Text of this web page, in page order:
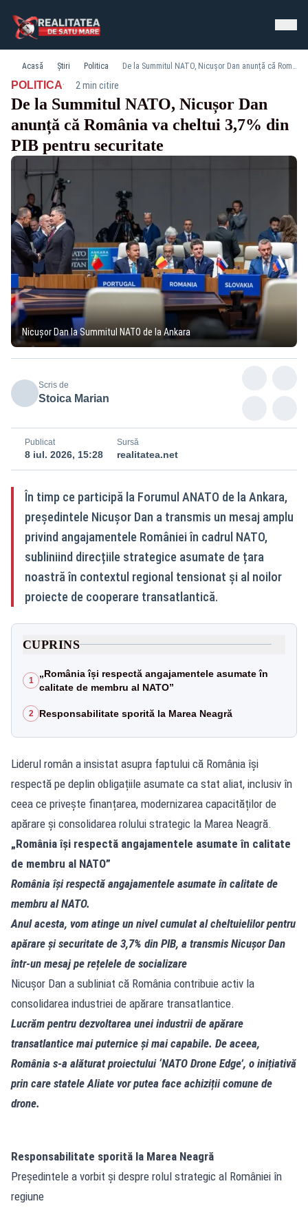
Acasă Știri Politica De la Summitul NATO, Nicușor Dan anunță că România va cheltui 3,7% din PIB pentru securitate
POLITICA· 2 min citire
De la Summitul NATO, Nicușor Dan
anunță că România va cheltui 3,7% din
PIB pentru securitate
Nicușor Dan la Summitul NATO de la Ankara
Scris de
Stoica Marian
Publicat
8 iul. 2026, 15:28
Sursă
realitatea.net
În timp ce participă la Forumul ANATO de la Ankara,
președintele Nicușor Dan a transmis un mesaj amplu
privind angajamentele României în cadrul NATO,
subliniind direcțiile strategice asumate de țara
noastră în contextul regional tensionat și al noilor
proiecte de cooperare transatlantică.
CUPRINS
1
„România își respectă angajamentele asumate în
calitate de membru al NATO”
2 Responsabilitate sporită la Marea Neagră
Liderul român a insistat asupra faptului că România își
respectă pe deplin obligațiile asumate ca stat aliat, inclusiv în
ceea ce privește finanțarea, modernizarea capacităților de
apărare și consolidarea rolului strategic la Marea Neagră.
„România își respectă angajamentele asumate în calitate
de membru al NATO”
România își respectă angajamentele asumate în calitate de
membru al NATO.
Anul acesta, vom atinge un nivel cumulat al cheltuielilor pentru
apărare și securitate de 3,7% din PIB, a transmis Nicușor Dan
într-un mesaj pe rețelele de socializare
Nicușor Dan a subliniat că România contribuie activ la
consolidarea industriei de apărare transatlantice.
Lucrăm pentru dezvoltarea unei industrii de apărare
transatlantice mai puternice și mai capabile. De aceea,
România s-a alăturat proiectului ‘NATO Drone Edge’, o inițiativă
prin care statele Aliate vor putea face achiziții comune de
drone.
Responsabilitate sporită la Marea Neagră
Președintele a vorbit și despre rolul strategic al României în
regiune